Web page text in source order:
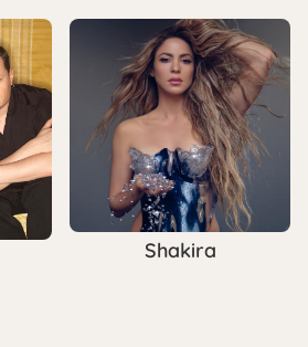
Shakira